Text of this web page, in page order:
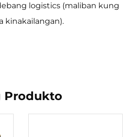
logistics (maliban kung
kinakailangan).
Produkto